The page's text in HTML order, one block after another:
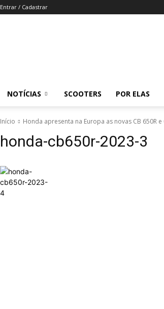
Entrar / Cadastrar
NOTÍCIAS SCOOTERS POR ELAS
Início Honda apresenta na Europa as novas CB 650R e
honda-cb650r-2023-3